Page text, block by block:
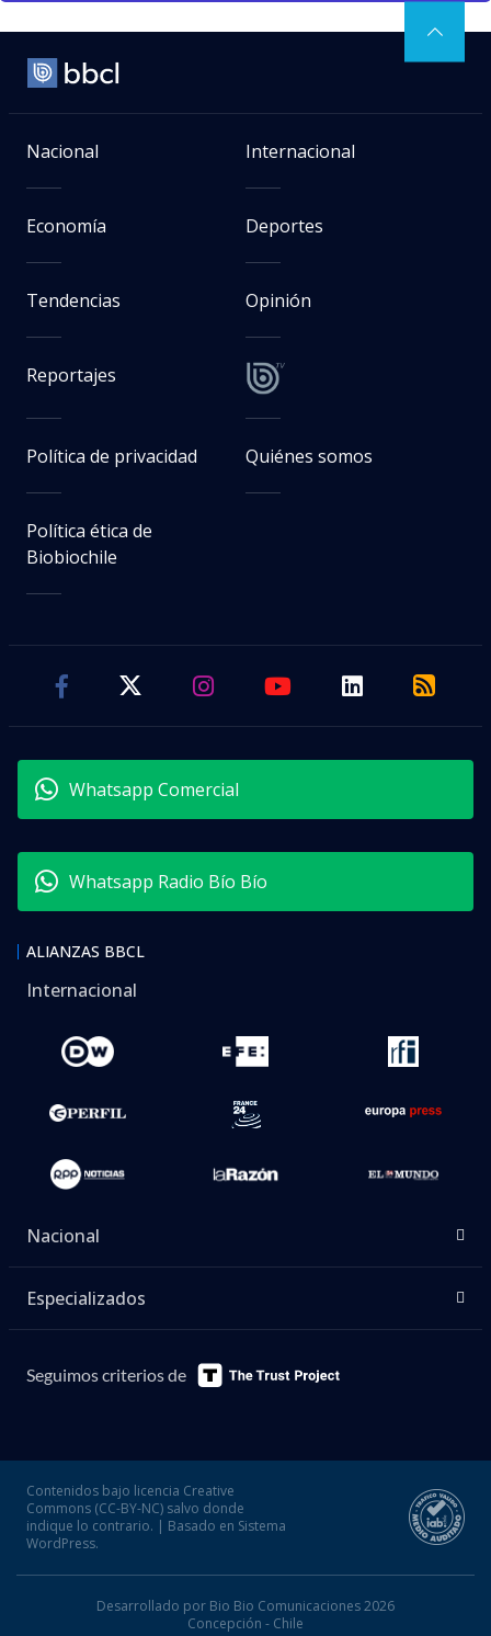
Nacional Internacional
Economía Deportes
Tendencias Opinión
Reportajes
Política de privacidad Quiénes somos
Política ética de
Biobiochile
Whatsapp Comercial
Whatsapp Radio Bío Bío
ALIANZAS BBCL
Internacional
Nacional
Especializados
Seguimos criterios de
Contenidos bajo licencia Creative
Commons (CC-BY-NC) salvo donde
indique lo contrario. | Basado en Sistema
WordPress.
Desarrollado por Bio Bio Comunicaciones 2026
Concepción - Chile